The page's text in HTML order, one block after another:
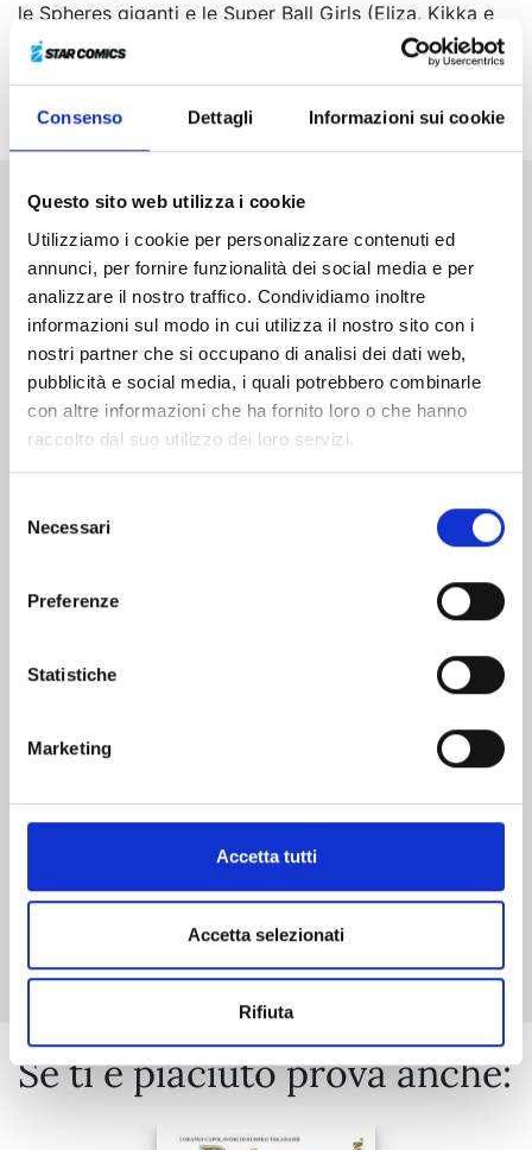
Consenso Dettagli Informazioni sui cookie
Questo sito web utilizza i cookie
Utilizziamo i cookie per personalizzare contenuti ed
annunci, per fornire funzionalità dei social media e per
analizzare il nostro traffico. Condividiamo inoltre
informazioni sul modo in cui utilizza il nostro sito con i
nostri partner che si occupano di analisi dei dati web,
pubblicità e social media, i quali potrebbero combinarle
con altre informazioni che ha fornito loro o che hanno
raccolto dal suo utilizzo dei loro servizi.
delNecessari
Preferenze
Statistiche
Marketing
Accetta tutti
Accetta selezionati
Rifiuta
le Spheres giganti e le Super Ball Girls (Eliza, Kikka e
Shuka) e ha perso la vita... Ma grazie a Eliza, che gli ha
dato un bacio pieno d’amore, i loro corpi si sono fusi e
Altri volumi della serie
Mostra tutto
Se ti è piaciuto prova anche: